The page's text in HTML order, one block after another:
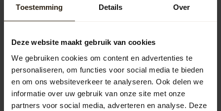
Toestemming Details Over
Deze website maakt gebruik van cookies
We gebruiken cookies om content en advertenties te
personaliseren, om functies voor social media te bieden
en om ons websiteverkeer te analyseren. Ook delen we
informatie over uw gebruik van onze site met onze
partners voor social media, adverteren en analyse. Deze
Regenton vul automaat 18,50
Barrel Atelier Wijnvat kuip
"Bourgogne XL" 106,00
Vragen over dit product?